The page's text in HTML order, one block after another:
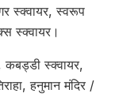
स्क्वायर, स्वरूप
स्क्वायर।
कबड्डी स्क्वायर,
हनुमान मंदिर /